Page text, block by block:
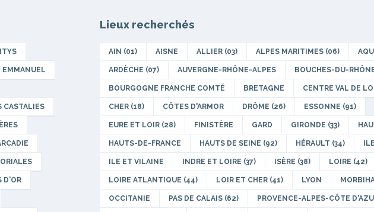
EMMANUEL
CASTALIES
D'OR
Lieux recherchés
AIN (01) AISNE ALLIER (03) ALPES MARITIMES (06)
ARDÈCHE (07) AUVERGNE-RHÔNE-ALPES BOUCHES-DU-
BOURGOGNE FRANCHE COMTÉ BRETAGNE CENTRE VAL DE
CHER (18) CÔTES D'ARMOR DRÔME (26) ESSONNE (91)
EURE ET LOIR (28) FINISTÈRE GARD GIRONDE (33)
HAUTS-DE-FRANCE HAUTS DE SEINE (92) HÉRAULT (34)
ILE ET VILAINE INDRE ET LOIRE (37) ISÈRE (38) LOIRE (42)
LOIRE ATLANTIQUE (44) LOIR ET CHER (41) LYON
OCCITANIE PAS DE CALAIS (62) PROVENCE-ALPES-CÔTE